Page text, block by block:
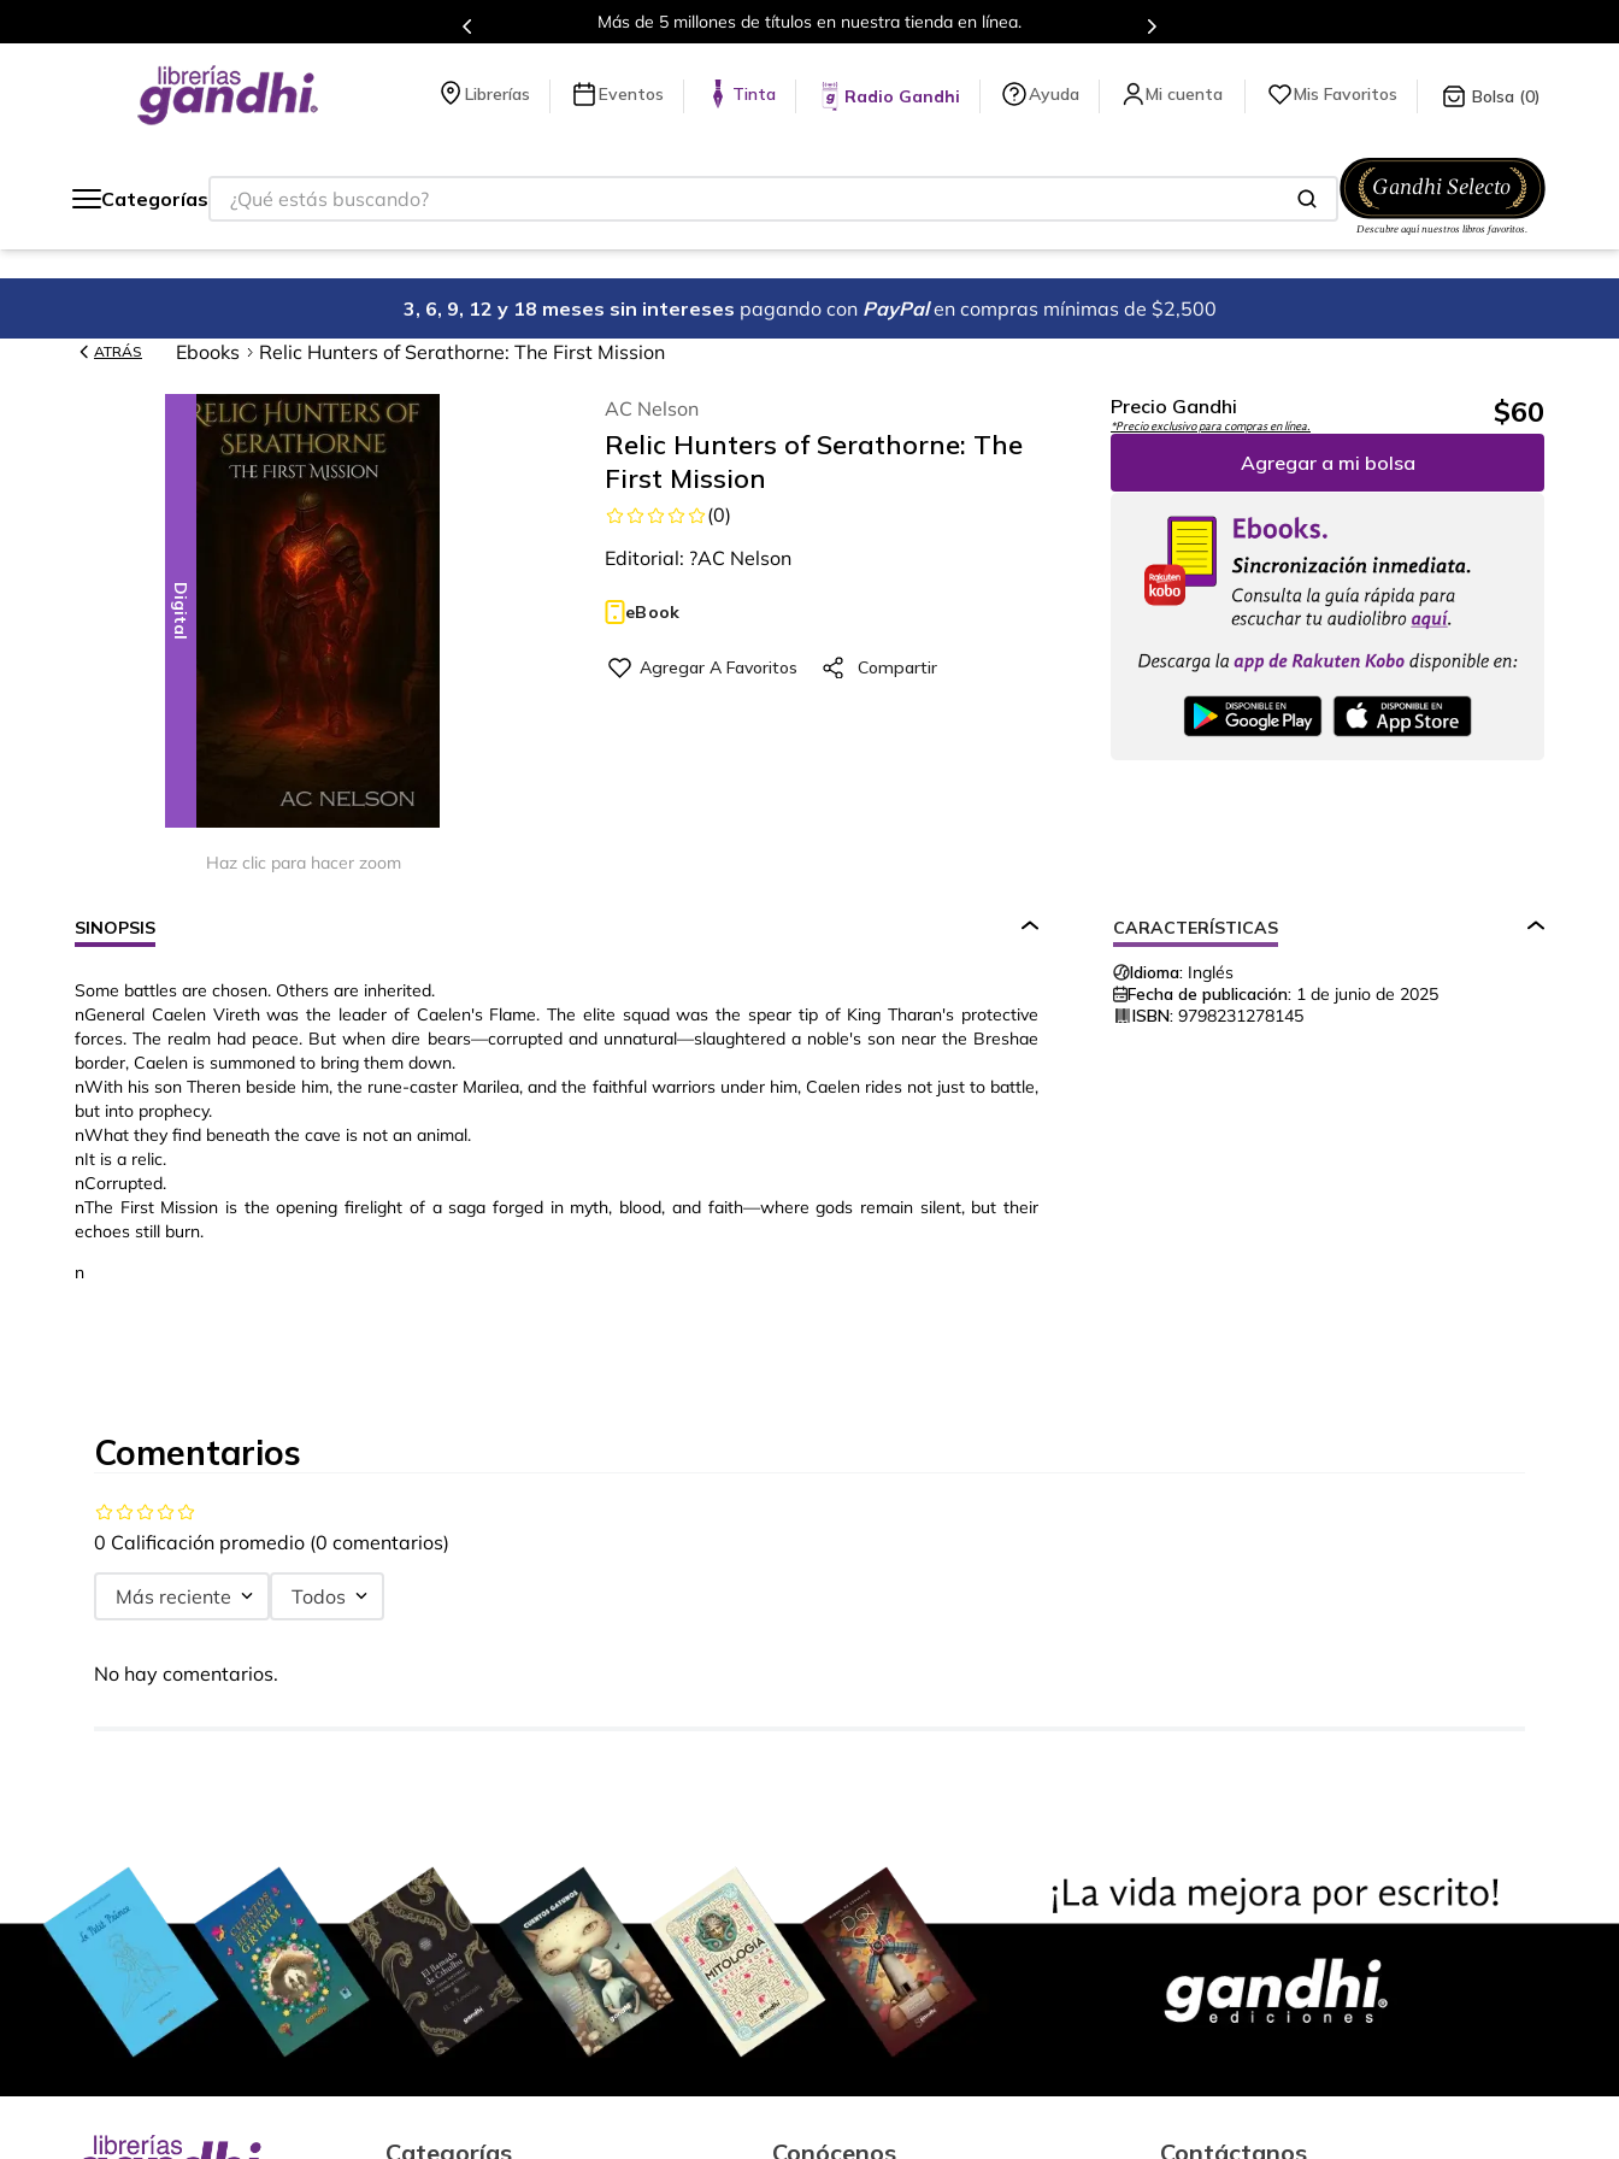
Más de 5 millones de títulos en nuestra tienda en línea.
Librerías Eventos Tinta Radio Gandhi Ayuda Mis Favoritos 0
Categorías
¿Qué estás buscando?
3, 6, 9, 12 y 18 meses sin intereses pagando con PayPal en compras mínimas de $2,500
ATRÁS Ebooks Relic Hunters of Serathorne: The First Mission
Digital
Haz clic para hacer zoom
AC Nelson
Relic Hunters of Serathorne: The
First Mission
(0)
Editorial: ?AC Nelson
eBook
Precio Gandhi
*Precio exclusivo para compras en línea. $60
Agregar a mi bolsa
SINOPSIS
Some battles are chosen. Others are inherited.
nGeneral Caelen Vireth was the leader of Caelen's Flame. The elite squad was the spear tip of King Tharan's protective
forces. The realm had peace. But when dire bears—corrupted and unnatural—slaughtered a noble's son near the Breshae
border, Caelen is summoned to bring them down.
nWith his son Theren beside him, the rune-caster Marilea, and the faithful warriors under him, Caelen rides not just to battle,
but into prophecy.
nWhat they find beneath the cave is not an animal.
nIt is a relic.
nCorrupted.
nThe First Mission is the opening firelight of a saga forged in myth, blood, and faith—where gods remain silent, but their
echoes still burn.
n
CARACTERÍSTICAS
Idioma: Inglés
Fecha de publicación: 1 de junio de 2025
ISBN: 9798231278145
Comentarios
0 Calificación promedio (0 comentarios)
Más reciente Todos
No hay comentarios.
Categorías Conócenos Contáctanos